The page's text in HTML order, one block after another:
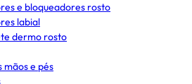
e bloqueadores rosto
labial
dermo rosto
mãos e pés